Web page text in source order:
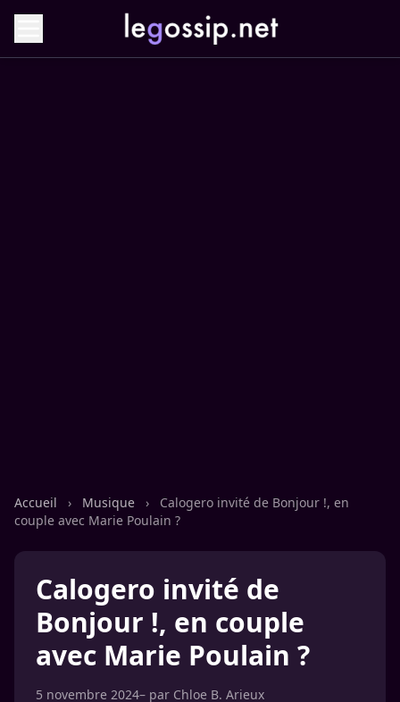
Accueil › Musique ›
Calogero invité de Bonjour !, en
couple avec Marie Poulain ?
Calogero invité de
Bonjour !, en couple
avec Marie Poulain ?
5 novembre 2024– par Chloe B. Arieux